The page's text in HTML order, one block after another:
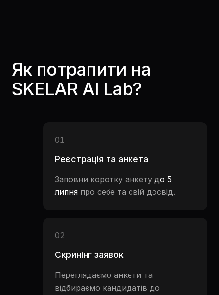
Як потрапити на
SKELAR AI Lab?
01
Реєстрація та анкета
Заповни коротку анкету до 5
липня про себе та свій досвід.
02
Скринінг заявок
Переглядаємо анкети та
відбираємо кандидатів до